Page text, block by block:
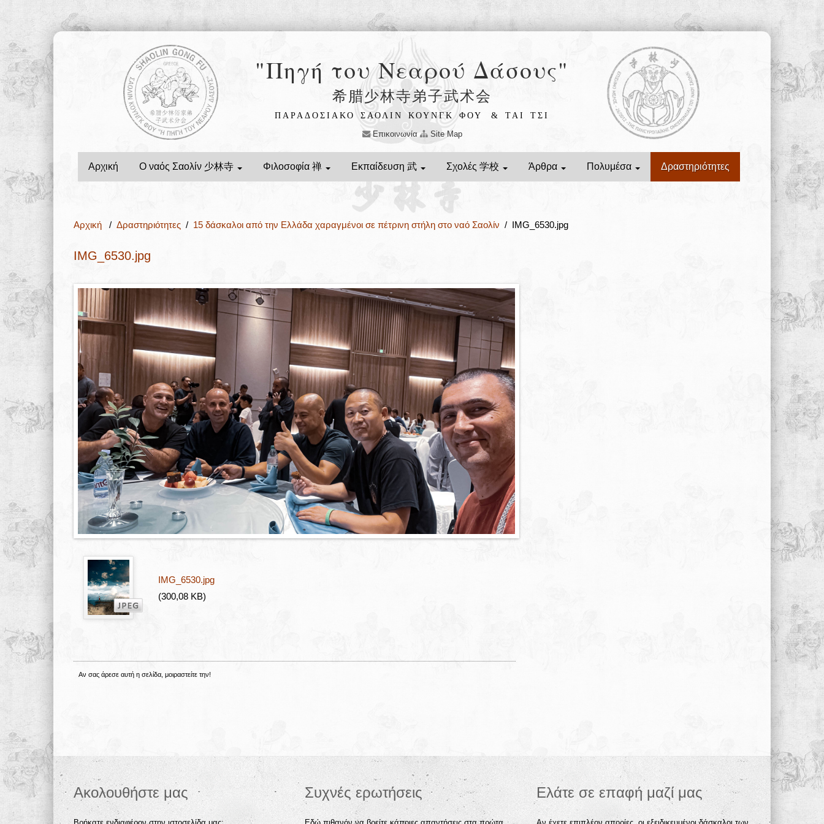
"Πηγή του Νεαρού Δάσους"
希腊少林寺弟子武术会
ΠΑΡΑΔΟΣΙΑΚΟ ΣΑΟΛΙΝ ΚΟΥΝΓΚ ΦΟΥ
& ΤΑΙ ΤΣΙ
Επικοινωνία
Site Map
Αρχική Ο ναός Σαολίν 少林寺 Φιλοσοφία 禅 Εκπαίδευση 武 Σχολές 学校 Άρθρα Πολυμέσα Δραστηριότητες
Αρχική / Δραστηριότητες / 15 δάσκαλοι από την Ελλάδα χαραγμένοι σε πέτρινη στήλη στο ναό Σαολίν / IMG_6530.jpg
IMG_6530.jpg
IMG_6530.jpg
(300,08 KB)
Αν σας άρεσε αυτή η σελίδα, μοιραστείτε την!
Ακολουθήστε μας Συχνές ερωτήσεις Ελάτε σε επαφή μαζί μας